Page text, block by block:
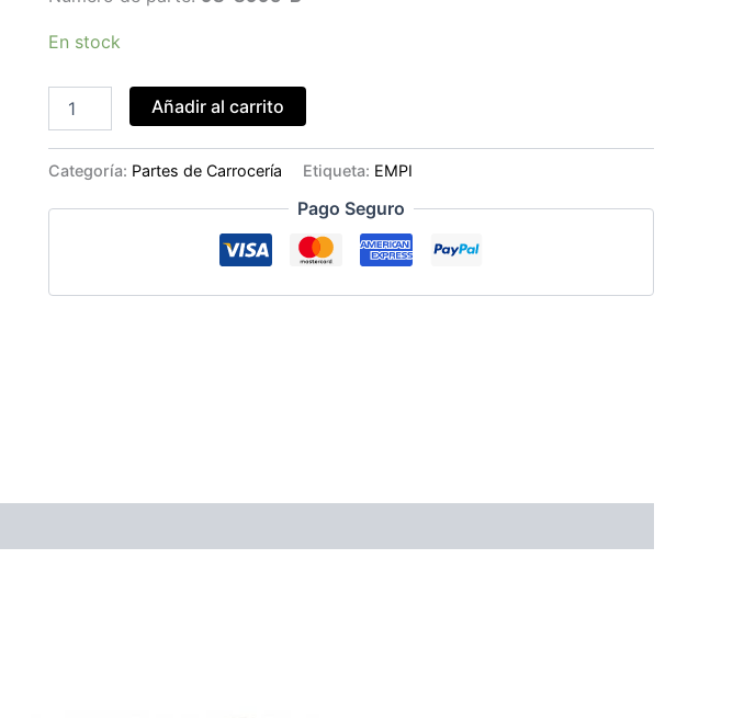
En stock
CHASIS
TRAS
EMPI
Añadir al carrito
Categoría: Partes de Carrocería Etiqueta: EMPI
Pago Seguro